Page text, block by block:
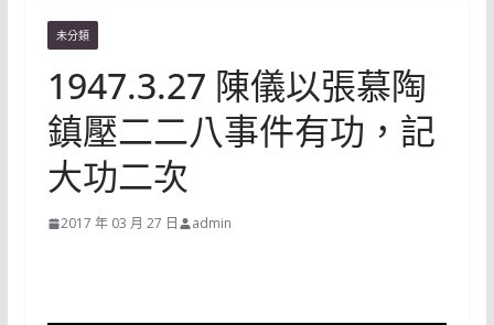
未分類
1947.3.27 陳儀以張慕陶
鎮壓二二八事件有功，記
大功二次
2017 年 03 月 27 日 admin